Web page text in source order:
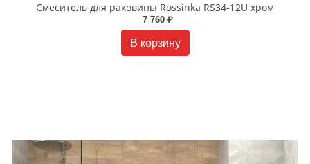
Смеситель для раковины Rossinka RS34-12U хром
7 760 ₽
В корзину